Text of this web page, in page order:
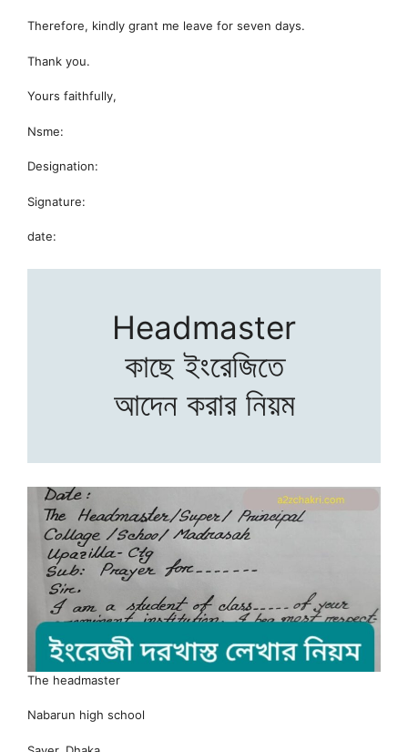
Therefore, kindly grant me leave for seven days.
Thank you.
Yours faithfully,
Nsme:
Designation:
Signature:
date:
Headmaster
কাছে ইংরেজিতে
আদেন করার নিয়ম
The headmaster
Nabarun high school